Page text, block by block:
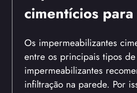
cimentícios
Os impermeabilizantes
entre os principais tipos de
impermeabilizantes
infiltração na parede. Por